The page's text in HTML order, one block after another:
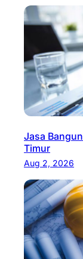
Jasa
Timur
Aug 2, 2026